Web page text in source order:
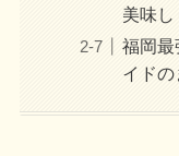
美味
福岡最
イドの